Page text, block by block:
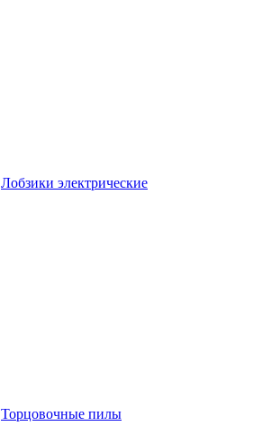
Лобзики электрические
Торцовочные пилы